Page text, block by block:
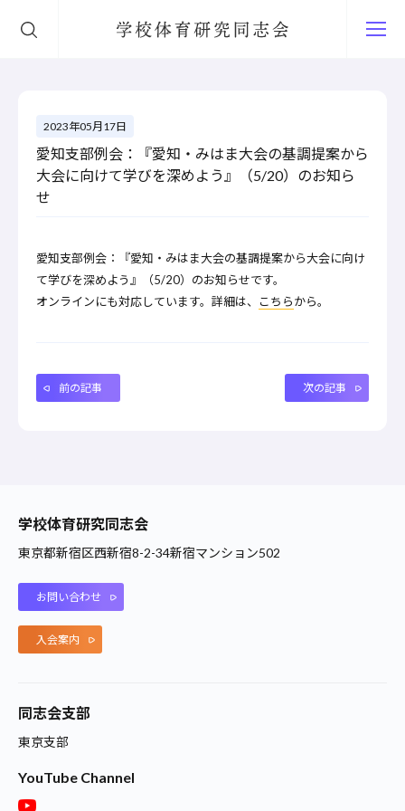
学校体育研究同志会
2023年05月17日
愛知支部例会：『愛知・みはま大会の基調提案から
大会に向けて学びを深めよう』（5/20）のお知ら
せ
愛知支部例会：『愛知・みはま大会の基調提案から大会に向け
て学びを深めよう』（5/20）のお知らせです。
オンラインにも対応しています。詳細は、
こちらから。
前の記事 次の記事
学校体育研究同志会
東京都新宿区西新宿8-2-34新宿マンション502
お問い合わせ
入会案内
同志会支部
東京支部
YouTube Channel